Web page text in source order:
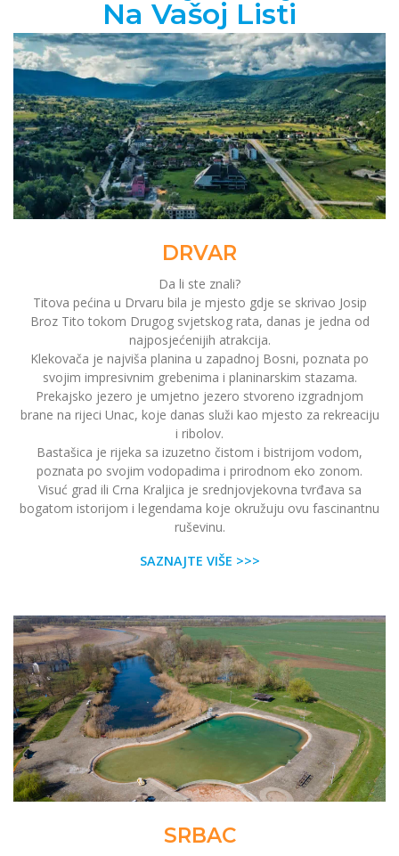
Na Vašoj Listi
DRVAR
Da li ste znali?
Titova pećina u Drvaru bila je mjesto gdje se skrivao Josip
Broz Tito tokom Drugog svjetskog rata, danas je jedna od
najposjećenijih atrakcija.
Klekovača je najviša planina u zapadnoj Bosni, poznata po
svojim impresivnim grebenima i planinarskim stazama.
Prekajsko jezero je umjetno jezero stvoreno izgradnjom
brane na rijeci Unac, koje danas služi kao mjesto za rekreaciju
i ribolov.
Bastašica je rijeka sa izuzetno čistom i bistrijom vodom,
poznata po svojim vodopadima i prirodnom eko ​​zonom.
Visuć grad ili Crna Kraljica je srednjovjekovna tvrđava sa
bogatom istorijom i legendama koje okružuju ovu fascinantnu
ruševinu.
SAZNAJTE VIŠE >>>
SRBAC